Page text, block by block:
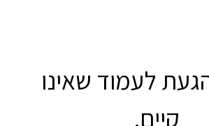
לעמוד שאינו
קיים.